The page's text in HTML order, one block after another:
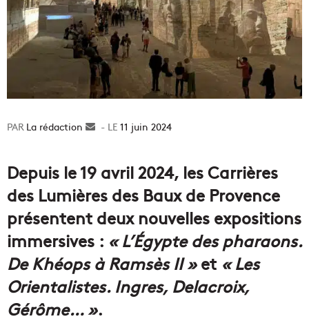
La rédaction
Envoyer11 juin 2024
Depuis le 19 avril 2024, les Carrières
des Lumières des Baux de Provence
présentent deux nouvelles expositions
immersives : « L’Égypte des pharaons.
De Khéops à Ramsès II »et « Les
Orientalistes. Ingres, Delacroix,
Gérôme… ».